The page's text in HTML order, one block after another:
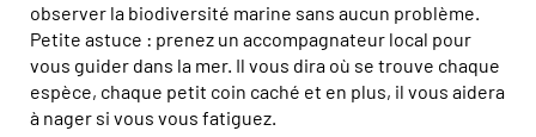
observer la biodiversité marine sans aucun problème.
Petite astuce : prenez un accompagnateur local pour
vous guider dans la mer. Il vous dira où se trouve chaque
espèce, chaque petit coin caché et en plus, il vous aidera
à nager si vous vous fatiguez.